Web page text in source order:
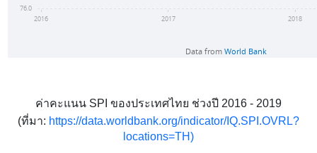
ค่าคะแนน SPI ของประเทศไทย ช่วงปี 2016 - 2019
(ที่มา: https://data.worldbank.org/indicator/IQ.SPI.OVRL?
locations=TH)